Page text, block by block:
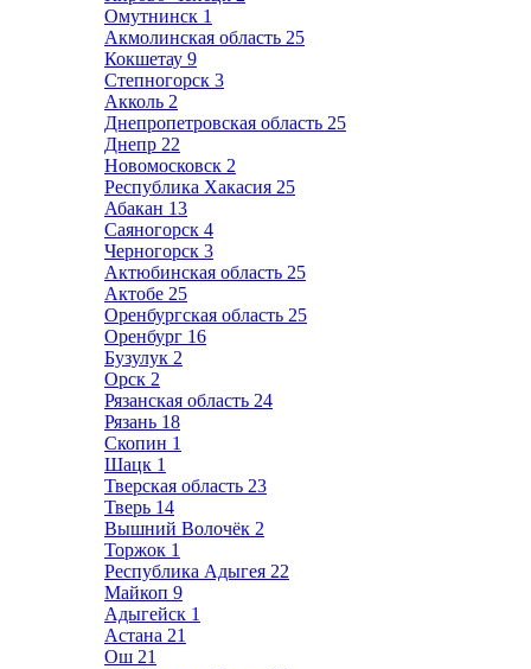
Омутнинск 1
Акмолинская область 25
Кокшетау 9
Степногорск 3
Акколь 2
Днепропетровская область 25
Днепр 22
Новомосковск 2
Республика Хакасия 25
Абакан 13
Саяногорск 4
Черногорск 3
Актюбинская область 25
Актобе 25
Оренбургская область 25
Оренбург 16
Бузулук 2
Орск 2
Рязанская область 24
Рязань 18
Скопин 1
Шацк 1
Тверская область 23
Тверь 14
Вышний Волочёк 2
Торжок 1
Республика Адыгея 22
Майкоп 9
Адыгейск 1
Астана 21
Ош 21